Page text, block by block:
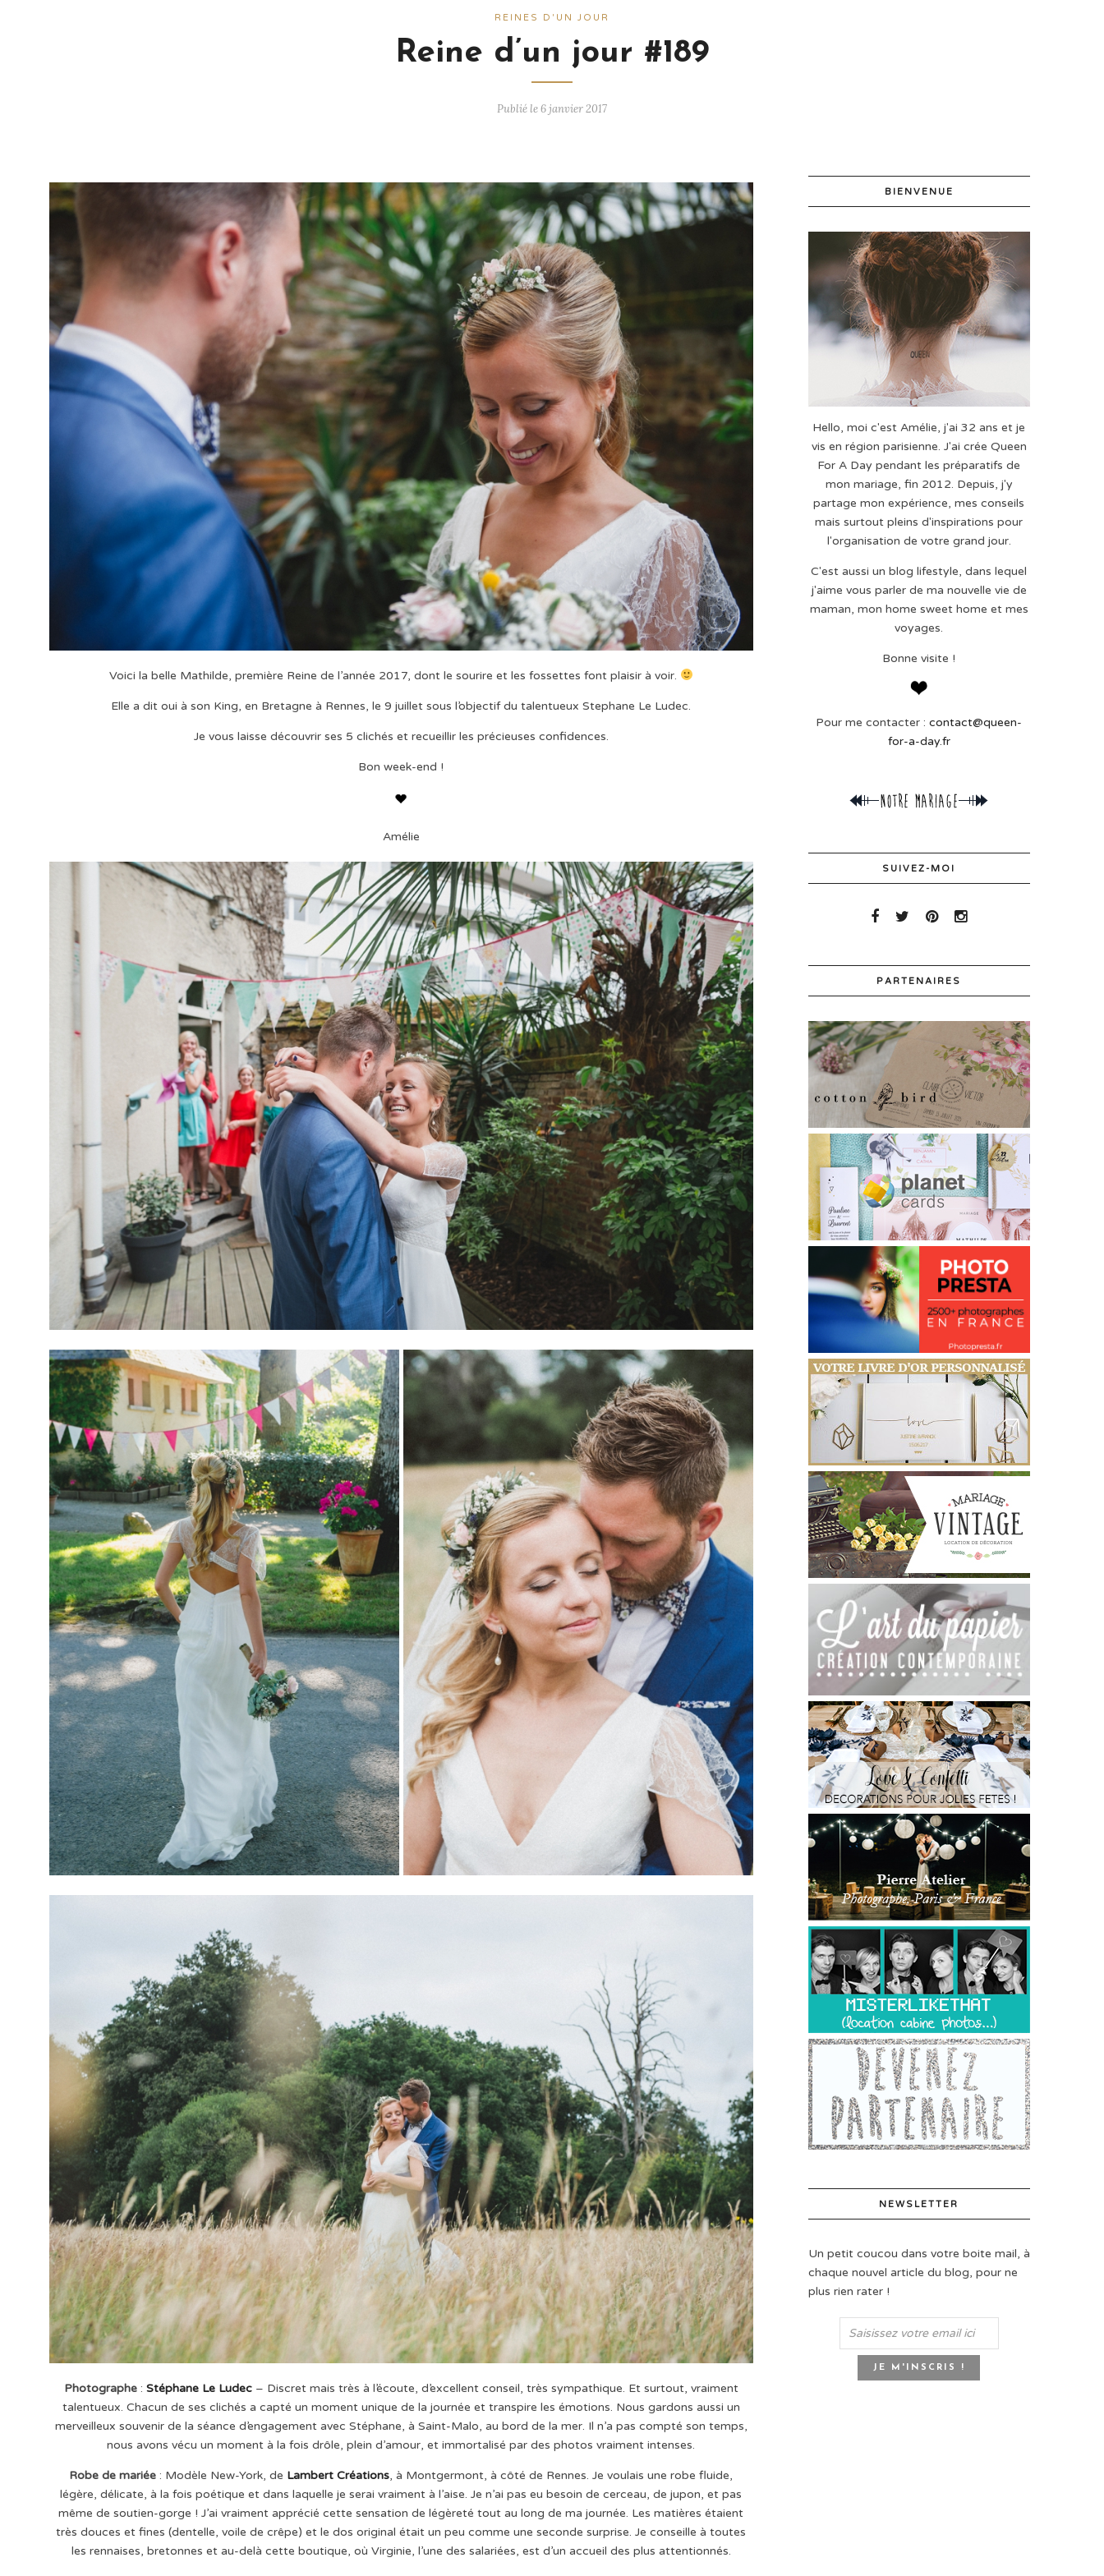
REINES D'UN JOUR
Reine d’un jour #189
Publié le 6 janvier 2017
Voici la belle Mathilde, première Reine de l’année 2017, dont le sourire et les fossettes font plaisir à voir.
Elle a dit oui à son King, en Bretagne à Rennes, le 9 juillet sous l’objectif du talentueux Stephane Le Ludec.
Je vous laisse découvrir ses 5 clichés et recueillir les précieuses confidences.
Bon week-end !
Amélie
Photographe: Stéphane Le Ludec – Discret mais très à l’écoute, d’excellent conseil, très sympathique. Et surtout, vraiment
talentueux. Chacun de ses clichés a capté un moment unique de la journée et transpire les émotions. Nous gardons aussi un
merveilleux souvenir de la séance d’engagement avec Stéphane, à Saint-Malo, au bord de la mer. Il n’a pas compté son temps,
nous avons vécu un moment à la fois drôle, plein d’amour, et immortalisé par des photos vraiment intenses.
Robe de mariée : Modèle New-York, de Lambert Créations, à Montgermont, à côté de Rennes. Je voulais une robe fluide,
légère, délicate, à la fois poétique et dans laquelle je serai vraiment à l’aise. Je n’ai pas eu besoin de cerceau, de jupon, et pas
même de soutien-gorge ! J’ai vraiment apprécié cette sensation de légèreté tout au long de ma journée. Les matières étaient
très douces et fines (dentelle, voile de crêpe) et le dos original était un peu comme une seconde surprise. Je conseille à toutes
les rennaises, bretonnes et au-delà cette boutique, où Virginie, l’une des salariées, est d’un accueil des plus attentionnés.
BIENVENUE
Hello, moi c'est Amélie, j'ai 32 ans et je
vis en région parisienne. J'ai crée Queen
For A Day pendant les préparatifs de
mon mariage, fin 2012. Depuis, j'y
partage mon expérience, mes conseils
mais surtout pleins d'inspirations pour
l'organisation de votre grand jour.
C'est aussi un blog lifestyle, dans lequel
j'aime vous parler de ma nouvelle vie de
maman, mon home sweet home et mes
voyages.
Bonne visite !
Pour me contacter :contact@queen-
for-a-day.fr
SUIVEZ-MOI
PARTENAIRES
NEWSLETTER
Un petit coucou dans votre boite mail, à
chaque nouvel article du blog, pour ne
plus rien rater !